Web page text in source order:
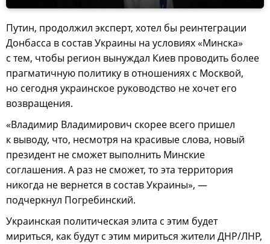
Путин, продолжил эксперт, хотел бы реинтеграции
Донбасса в состав Украины на условиях «Минска»
с тем, чтобы регион вынуждал Киев проводить более
прагматичную политику в отношениях с Москвой,
но сегодня украинское руководство не хочет его
возвращения.
«Владимир Владимирович скорее всего пришел
к выводу, что, несмотря на красивые слова, новый
президент не сможет выполнить Минские
соглашения. А раз не сможет, то эта территория
никогда не вернется в состав Украины», —
подчеркнул Погребинский.
Украинская политическая элита с этим будет
мириться, как будут с этим мириться жители ДНР/ЛНР,